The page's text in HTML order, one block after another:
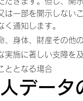
は一部を開示しない
なく通知します。
、身体、財産その他
実施に著しい支障を
ととなる場合
データ